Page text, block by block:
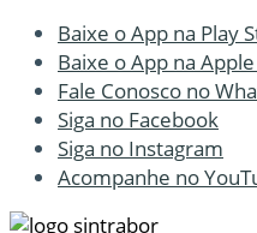
Baixe o App na Play
Baixe o App na
Fale Conosco no
Siga no Facebook
Siga no Instagram
Acompanhe no